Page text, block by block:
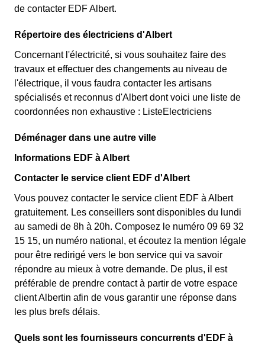
de contacter EDF Albert.
Répertoire des électriciens d'Albert
Concernant l'électricité, si vous souhaitez faire des
travaux et effectuer des changements au niveau de
l'électrique, il vous faudra contacter les artisans
spécialisés et reconnus d'Albert dont voici une liste de
coordonnées non exhaustive : ListeElectriciens
Déménager dans une autre ville
Informations EDF à Albert
Contacter le service client EDF d'Albert
Vous pouvez contacter le service client EDF à Albert
gratuitement. Les conseillers sont disponibles du lundi
au samedi de 8h à 20h. Composez le numéro 09 69 32
15 15, un numéro national, et écoutez la mention légale
pour être redirigé vers le bon service qui va savoir
répondre au mieux à votre demande. De plus, il est
préférable de prendre contact à partir de votre espace
client Albertin afin de vous garantir une réponse dans
les plus brefs délais.
Quels sont les fournisseurs concurrents d'EDF à